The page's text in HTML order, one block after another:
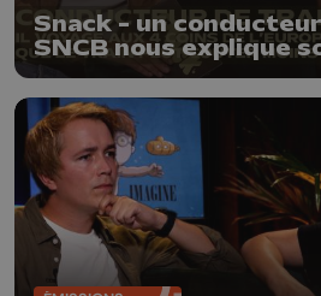
Snack - un
SNCB nous explique
ses secrets pour